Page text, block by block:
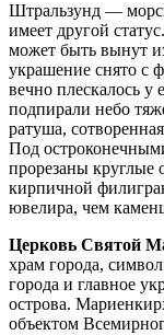
Штральзунд —
имеет другой
может быть вынут
украшение снято с
вечно плескалось у
подпирали небо
ратуша,
Под
прорезаны
кирпичной
ювелира, чем
Церковь Святой
храм города,
города и главное
острова.
объектом